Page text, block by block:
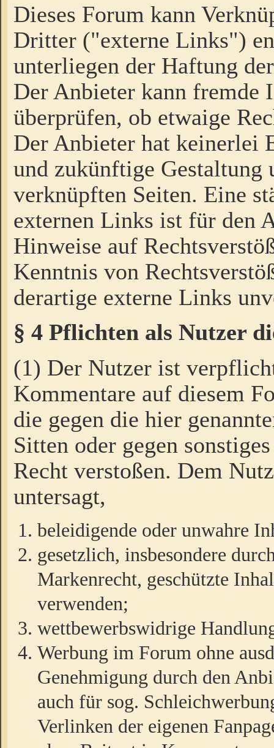
Dieses Forum kann
Dritter ("externe Links")
unterliegen der Haftung
Der Anbieter kann fremde
überprüfen, ob etwaige
Der Anbieter hat keinerlei
und zukünftige Gestaltung
verknüpften Seiten. Eine
externen Links ist für den
Hinweise auf
Kenntnis von
derartige externe Links
§ 4 Pflichten als Nutzer
(1) Der Nutzer ist
Kommentare auf diesem
die gegen die hier
Sitten oder gegen
Recht verstoßen. Dem
untersagt,
beleidigende oder unwahre
gesetzlich, insbesondere
Markenrecht, geschützte
verwenden;
wettbewerbswidrige
Werbung im Forum ohne
Genehmigung durch den
auch für sog.
Verlinken der eigenen